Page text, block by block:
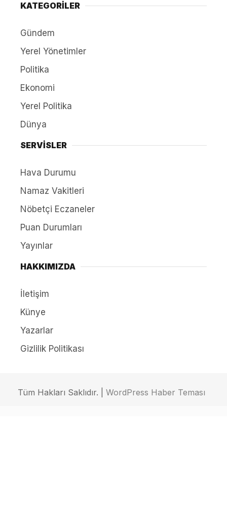
KATEGORİLER
Gündem
Yerel Yönetimler
Politika
Ekonomi
Yerel Politika
Dünya
SERVİSLER
Hava Durumu
Namaz Vakitleri
Nöbetçi Eczaneler
Puan Durumları
Yayınlar
HAKKIMIZDA
İletişim
Künye
Yazarlar
Gizlilik Politikası
Tüm Hakları Saklıdır. | WordPress Haber Teması